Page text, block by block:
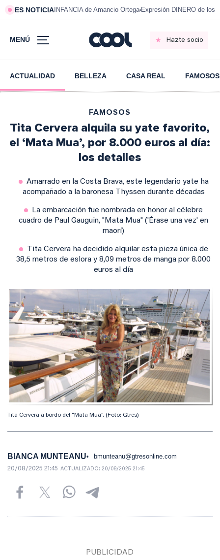
ES NOTICIA INFANCIA de Amancio Ortega Expresión DINERO de los
MENÚ Hazte socio
ACTUALIDAD BELLEZA CASA REAL FAMOSOS
FAMOSOS
Tita Cervera alquila su yate favorito,
el ‘Mata Mua’, por 8.000 euros al día:
los detalles
Amarrado en la Costa Brava, este legendario yate ha
acompañado a la baronesa Thyssen durante décadas
La embarcación fue nombrada en honor al célebre
cuadro de Paul Gauguin, "Mata Mua" ('Érase una vez' en
maorí)
Tita Cervera ha decidido alquilar esta pieza única de
38,5 metros de eslora y 8,09 metros de manga por 8.000
euros al día
Tita Cervera a bordo del "Mata Mua". (Foto: Gtres)
BIANCA MUNTEANU bmunteanu@gtresonline.com
20/08/2025 21:45 ACTUALIZADO: 20/08/2025 21:45